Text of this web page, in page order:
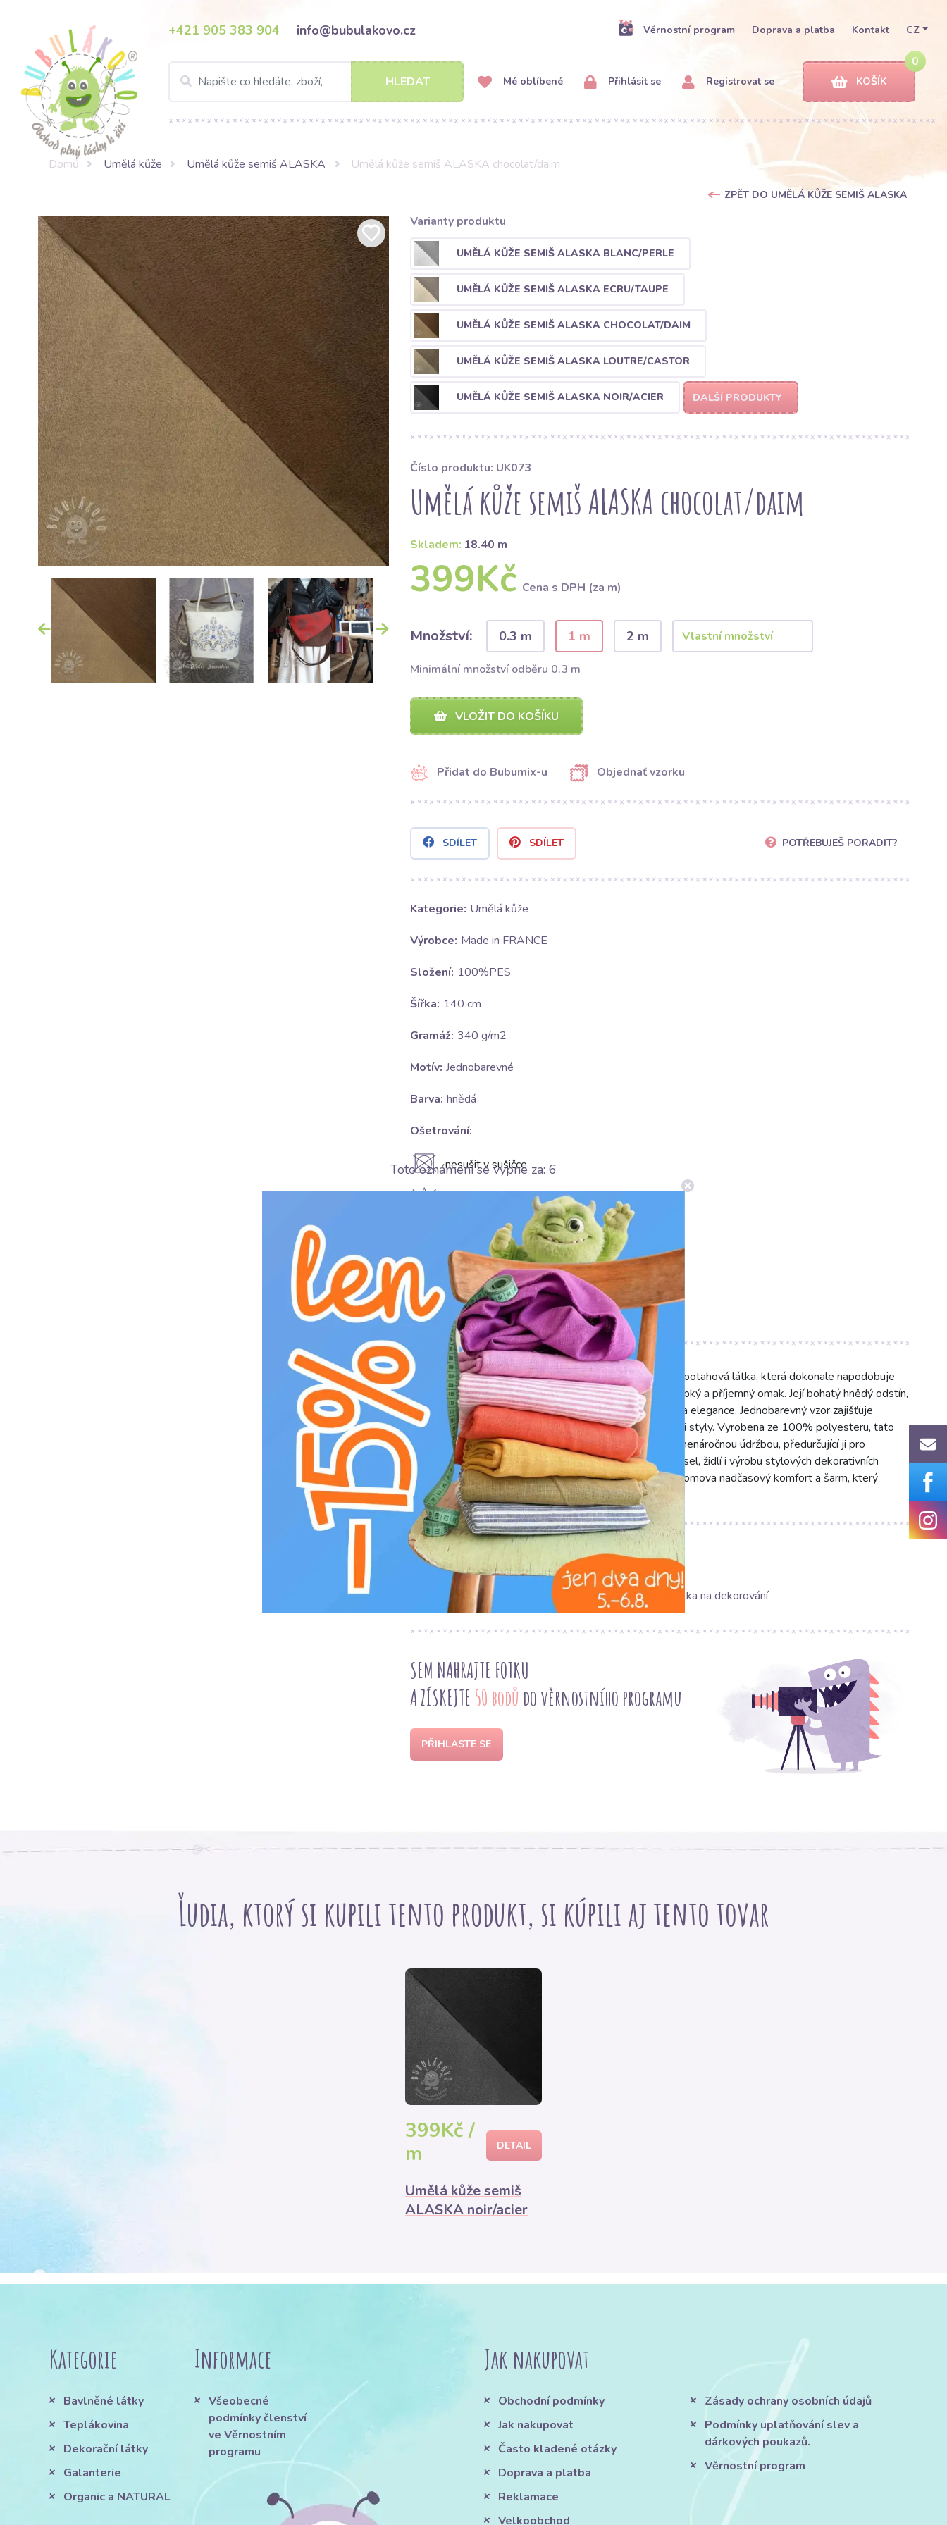
+421 905 383 904 info@bubulakovo.cz Věrnostní program Doprava a platba Kontakt CZ
HLEDAT Mé oblíbené Přihlásit se Registrovat se
0
KOŠÍK
Domů Umělá kůže Umělá kůže semiš ALASKA Umělá kůže semiš ALASKA chocolat/daim
ZPĚT DO UMĚLÁ KŮŽE SEMIŠ ALASKA
Varianty produktu
UMĚLÁ KŮŽE SEMIŠ ALASKA BLANC/PERLE
UMĚLÁ KŮŽE SEMIŠ ALASKA ECRU/TAUPE
UMĚLÁ KŮŽE SEMIŠ ALASKA CHOCOLAT/DAIM
UMĚLÁ KŮŽE SEMIŠ ALASKA LOUTRE/CASTOR
UMĚLÁ KŮŽE SEMIŠ ALASKA NOIR/ACIER DALŠÍ PRODUKTY
Číslo produktu: UK073
Umělá kůže semiš ALASKA chocolat/daim
Skladem: 18.40 m
399Kč Cena s DPH (za m)
Množství: 0.3 m 1 m 2 m
Minimální množství odběru 0.3 m
VLOŽIT DO KOŠÍKU
Přidat do Bubumix-u Objednať vzorku
SDÍLET SDÍLET POTŘEBUJEŠ PORADIT?
Kategorie: Umělá kůže
Výrobce: Made in FRANCE
Složení: 100%PES
Šířka: 140 cm
Gramáž: 340 g/m2
Motív: Jednobarevné
Barva: hnědá
Ošetrování:
U nesušit v sušičce
nečistit chemicky
C nežehlit
d neprat
Umělá kůže semiš ALASKA chocolat/daim je prvotřídní potahová látka, která dokonale napodobuje
pravý semiš. S gramáží 340 g/m2 a šíří 140 cm nabízí hebký a příjemný omak. Její bohatý hnědý odstín,
připomínající čokoládu, dodá interiéru pocit tepla, luxusu a elegance. Jednobarevný vzor zajišťuje
univerzální použití a snadnou kombinovatelnost s různými styly. Vyrobena ze 100% polyesteru, tato
látka se vyznačuje vysokou odolností vůči opotřebení a nenáročnou údržbou, předurčující ji pro
intenzivní používání. Je ideální pro čalounění pohovek, křesel, židlí i výrobu stylových dekorativních
polštářů. S látkou ALASKA chocolat/daim vnesete do domova nadčasový komfort a šarm, který
vydrží.
NAVRHOVANÉ POUŽITÍ
Látka na tašku Látka na dekorování
SEM NAHRAJTE FOTKU
A ZÍSKEJTE 50 bodů do věrnostního programu
PŘIHLASTE SE
Ľudia, ktorý si kupili tento produkt, si kúpili aj tento tovar
399Kč /
m
DETAIL
Umělá kůže semiš
ALASKA noir/acier
Kategorie
Bavlněné látky
Teplákovina
Dekorační látky
Galanterie
Organic a NATURAL
Informace
Všeobecné
podmínky členství
ve Věrnostním
programu
Jak nakupovat
Obchodní podmínky
Jak nakupovat
Často kladené otázky
Doprava a platba
Reklamace
Velkoobchod
Zásady ochrany osobních údajů
Podmínky uplatňování slev a
dárkových poukazů.
Věrnostní program
Toto oznámení se vypne za: 4